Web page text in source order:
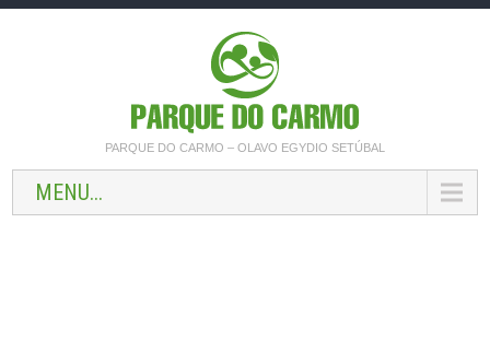
PARQUE DO CARMO – OLAVO EGYDIO SETÚBAL
MENU...